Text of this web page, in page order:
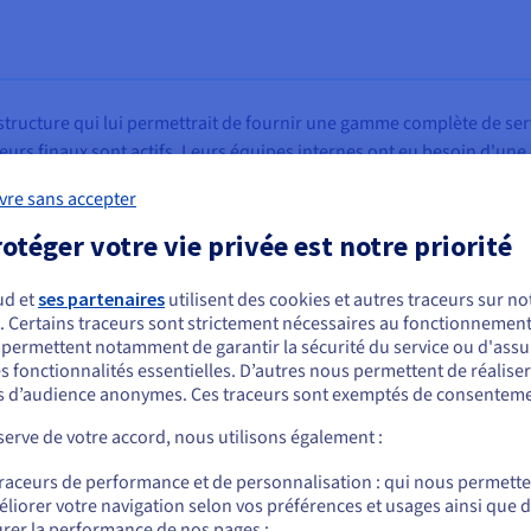
qui lui permettrait de fournir une gamme complète de
finaux sont actifs. Leurs équipes internes ont eu besoin
solutions, afin de répondre aux besoins très variés de
rationalisé et efficace étaient également des considérations
semblez être localisé en États-Unis.
commander, rendez-vous sur le site de votre pays (États-Unis) et créez un
us.ovhcloud.com/
Anglais USD - $
sans accepter
votre vie privée est notre priorité
etses partenaires utilisent des cookies et autres traceurs sur
Certains traceurs sont strictement nécessaires au
notamment de garantir la sécurité du service ou
fonctionnalités essentielles. D’autres nous permettent de
d’audience anonymes. Ces traceurs sont exemptés de
de votre accord, nous utilisons également :
de performance et de personnalisation : qui nous
votre navigation selon vos préférences et usages ainsi que